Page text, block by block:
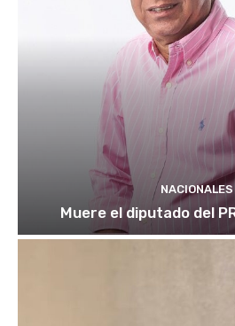
NACIONALES
Muere el diputado del